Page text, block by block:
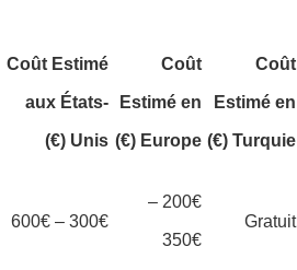
Coût
Estimé en
Turquie (€)
Coût
Estimé en
Europe (€)
Coût Estimé
aux États-
Unis (€)
Gratuit
200€ –
350€
300€ – 600€